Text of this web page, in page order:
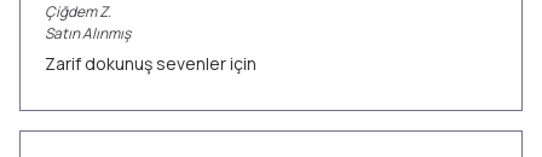
ÇiğdemZ.
Satın Alınmış
Zarif dokunuş sevenler için